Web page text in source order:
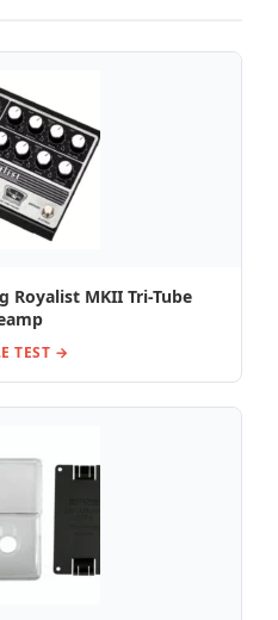
Royalist MKII Tri-Tube
TEST →